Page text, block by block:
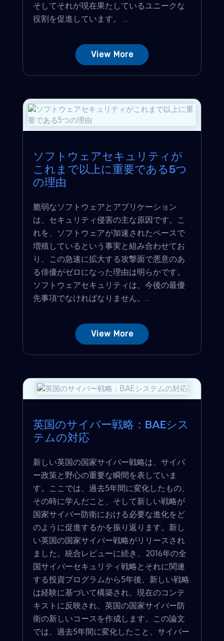
そしてそれが現在果たしているユニークな
役割を促進しています。 ...
View More
ソフトウェアセキュリティが
これまで以上に重要である5つ
の理由
脆弱なソフトウェアとアプリケーション
は、セキュリティ侵害の主な原因です。こ
れを、ソフトウェアが加速されたペースで
増殖しているという事実と組み合わせてお
り、この急速に拡大する攻撃面で悪意のあ
る俳優がゼロになった理由は明らかです。
ソフトウェアセキュリティは、今後の最優
先事項でなければなりません。...
View More
英国のサイバー戦略：BAEシス
テムの対応
新しい英国の国家サイバー戦略は、サイバ
ー政策と野心の重要な瞬間を表していま
す。ここでは、過去5年間に変化したもの、
その時に学んだこと、そして新しい戦略が
国家サイバー防衛における必要な進化をど
のように促進するかを振り返ります。新し
い英国の国家サイバー戦略がリリースされ
ました。統合レビューに続き、2016年の全
国サイバーセキュリティ戦略とそれに関連
する投資プログラムから5年後、新しい戦略
は経験に基づいて構築され、現在のコンテ
キストに反映され、英国の国家サイバー防
衛の新しいコースを作成します。この論文
では、過去5年間に変化したこと、サイバー